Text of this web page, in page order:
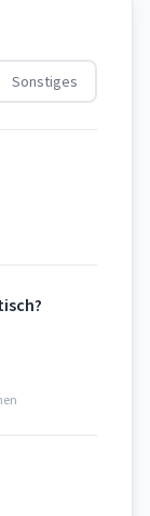
Sonstiges